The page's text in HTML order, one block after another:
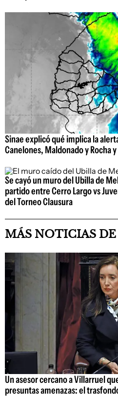
Sinae explicó qué implica la
Canelones, Maldonado y Rocha
Se cayó un muro del Ubilla de
partido entre Cerro Largo vs
del Torneo Clausura
MÁS NOTICIAS
Un asesor cercano a Villarruel
presuntas amenazas: el